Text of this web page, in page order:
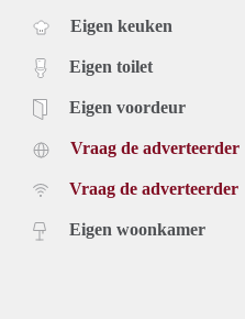
Eigen keuken
Eigen toilet
Eigen voordeur
Vraag de adverteerder
Vraag de adverteerder
Eigen woonkamer